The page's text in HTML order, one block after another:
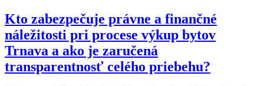
Kto zabezpečuje právne a finančné
náležitosti pri procese výkup bytov
Trnava a ako je zaručená
transparentnosť celého priebehu?